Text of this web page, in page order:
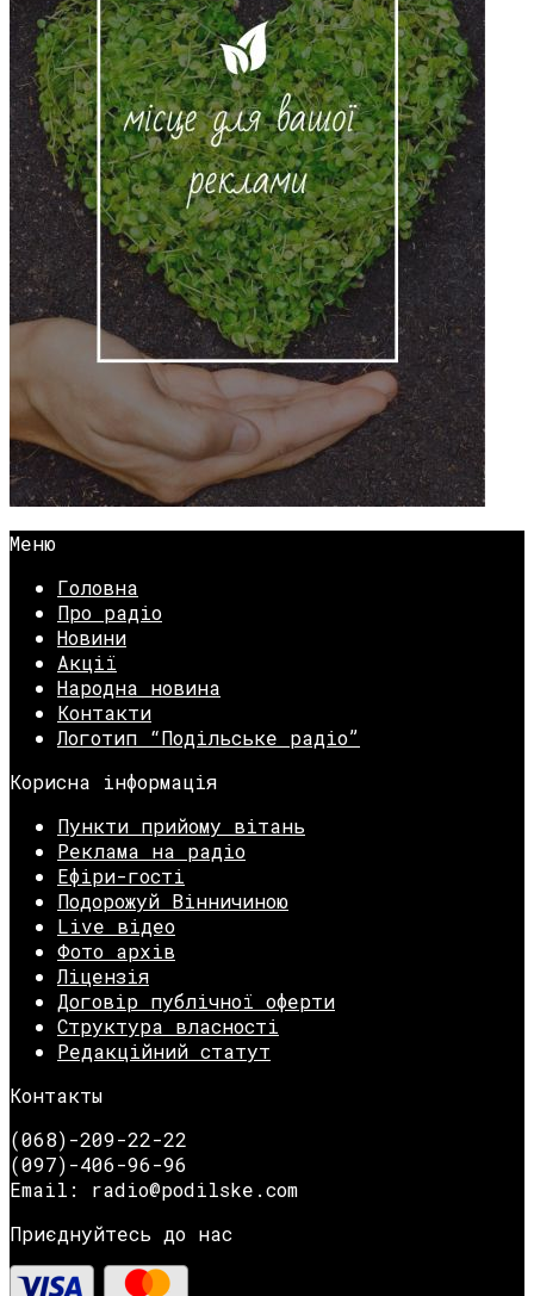
Меню
Головна
Про радіо
Новини
Акції
Народна новина
Контакти
Логотип “Подільське радіо”
Корисна інформація
Пункти прийому вітань
Реклама на радіо
Ефіри-гості
Подорожуй Вінничиною
Live відео
Фото архів
Ліцензія
Договір публічної оферти
Структура власності
Редакційний статут
Контакты
(068)-209-22-22
(097)-406-96-96
Email: radio@podilske.com
Приєднуйтесь до нас